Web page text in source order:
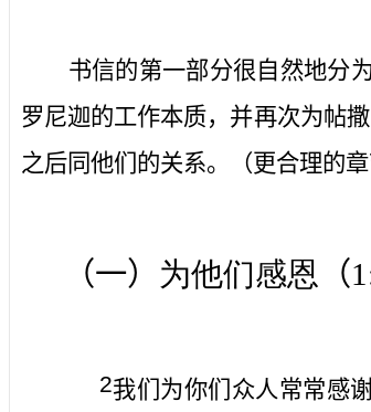
书信的第一部分很自然地分
罗尼迦的工作本质，并再次为帖
之后同他们的关系。（更合理的
（一） 为他们感恩 （
2我们为你们众人常常感